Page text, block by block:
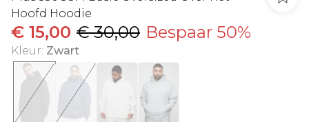
Hoofd Hoodie
€ 15,00 € 30,00 Bespaar 50%
Kleur: Zwart